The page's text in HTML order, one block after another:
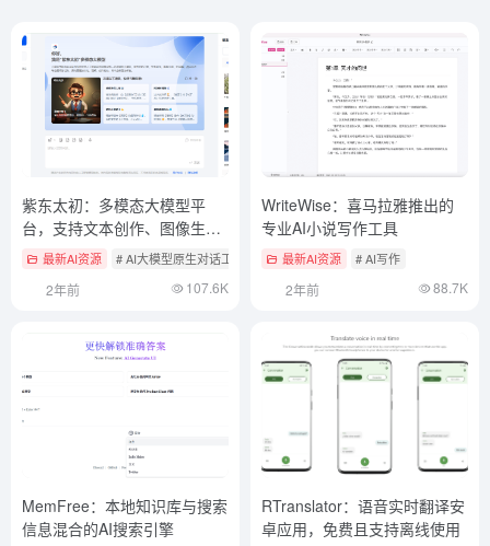
紫东太初：多模态大模型平
台，支持文本创作、图像生
成、3D理解、信号分析等任务
最新AI资源 # AI大模型原生对话工具
2年前 107.6K
WriteWise：喜马拉雅推出的
专业AI小说写作工具
最新AI资源 # AI写作
2年前 88.7K
MemFree：本地知识库与搜索
信息混合的AI搜索引擎
RTranslator：语音实时翻译安
卓应用，免费且支持离线使用